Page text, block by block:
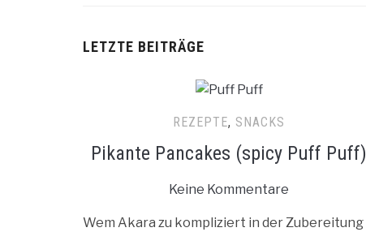
LETZTE BEITRÄGE
REZEPTE, SNACKS
Pikante Pancakes (spicy Puff Puff)
Keine Kommentare
Wem Akara zu kompliziert in der Zubereitung